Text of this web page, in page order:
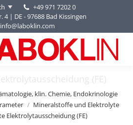
+49 971 7202 0
4 | DE - 97688 Bad Kissingen
info@laboklin.com
(FE)
klin. Chemie, Endokrinologie
Mineralstoffe und Elektrolyte
Elektrolytausscheidung (FE)